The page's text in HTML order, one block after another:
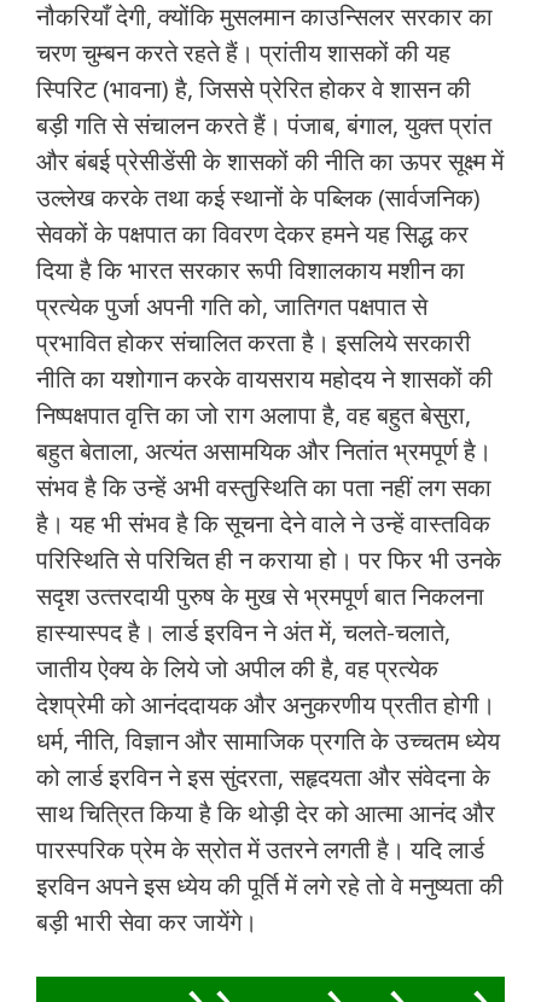
नौकरियाँ देगी, क्‍योंकि मुसलमान काउन्सिलर सरकार का
चरण चुम्‍बन करते रहते हैं। प्रांतीय शासकों की यह
स्पिरिट (भावना) है, जिससे प्रेरित होकर वे शासन की
बड़ी गति से संचालन करते हैं। पंजाब, बंगाल, युक्‍त प्रांत
और बंबई प्रेसीडेंसी के शासकों की नीति का ऊपर सूक्ष्‍म में
उल्‍लेख करके तथा कई स्‍थानों के पब्लिक (सार्वजनिक)
सेवकों के पक्षपात का विवरण देकर हमने यह सिद्ध कर
दिया है कि भारत सरकार रूपी विशालकाय मशीन का
प्रत्‍येक पुर्जा अपनी गति को, जातिगत पक्षपात से
प्रभावित होकर संचालित करता है। इसलिये सरकारी
नीति का यशोगान करके वायसराय महोदय ने शासकों की
निष्‍पक्षपात वृत्ति का जो राग अलापा है, वह बहुत बेसुरा,
बहुत बेताला, अत्‍यंत असामयिक और नितांत भ्रमपूर्ण है।
संभव है कि उन्‍हें अभी वस्‍तुस्थिति का पता नहीं लग सका
है। यह भी संभव है कि सूचना देने वाले ने उन्‍हें वास्‍तविक
परिस्थिति से परिचित ही न कराया हो। पर फिर भी उनके
सदृश उत्‍तरदायी पुरुष के मुख से भ्रमपूर्ण बात निकलना
हास्‍यास्‍पद है। लार्ड इरविन ने अंत में, चलते-चलाते,
जातीय ऐक्‍य के लिये जो अपील की है, वह प्रत्‍येक
देशप्रेमी को आनंददायक और अनुकरणीय प्रतीत होगी।
धर्म, नीति, विज्ञान और सामाजिक प्रगति के उच्‍चतम ध्‍येय
को लार्ड इरविन ने इस सुंदरता, सहृदयता और संवेदना के
साथ चित्रित किया है कि थोड़ी देर को आत्‍मा आनंद और
पारस्‍परिक प्रेम के स्रोत में उतरने लगती है। यदि लार्ड
इरविन अपने इस ध्‍येय की पूर्ति में लगे रहे तो वे मनुष्‍यता की
बड़ी भारी सेवा कर जायेंगे।